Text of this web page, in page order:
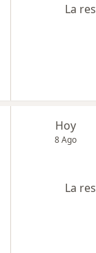
La
Hoy
8 Ago
La